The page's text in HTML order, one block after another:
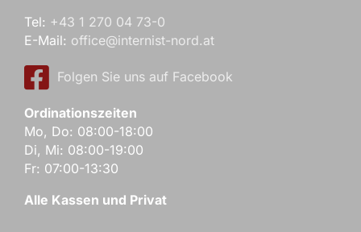
Tel: +43 1 270 04 73-0
E-Mail: office@internist-nord.at
Folgen Sie uns auf Facebook
Ordinationszeiten
Mo, Do: 08:00-18:00
Di, Mi: 08:00-19:00
Fr: 07:00-13:30
Alle Kassen und Privat